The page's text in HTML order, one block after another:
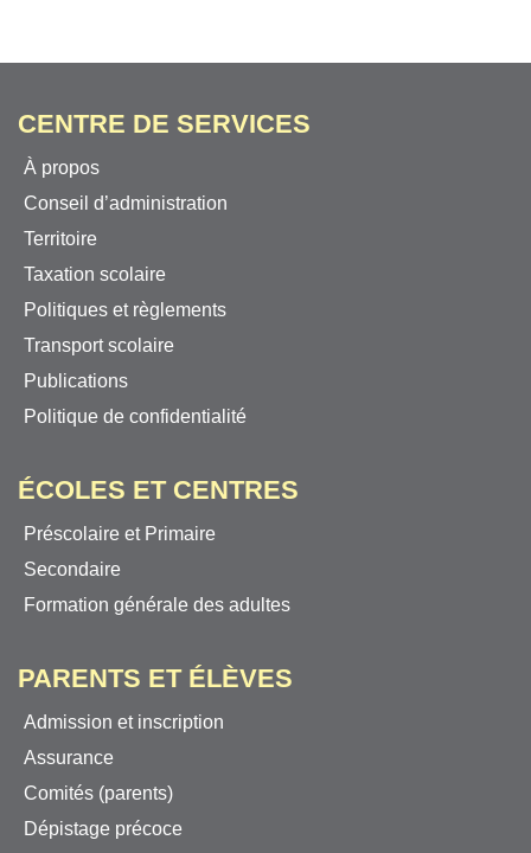
CENTRE DE SERVICES
À propos
Conseil d’administration
Territoire
Taxation scolaire
Politiques et règlements
Transport scolaire
Publications
Politique de confidentialité
ÉCOLES ET CENTRES
Préscolaire et Primaire
Secondaire
Formation générale des adultes
PARENTS ET ÉLÈVES
Admission et inscription
Assurance
Comités (parents)
Dépistage précoce